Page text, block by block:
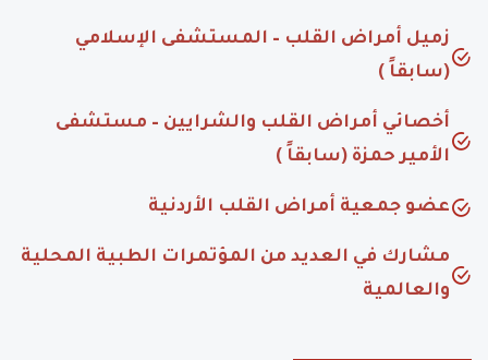
زميل أمراض القلب – المستشفى الإسلامي
(سابقاً )
أخصائي أمراض القلب والشرايين – مستشفى
الأمير حمزة (سابقاً )
عضو جمعية أمراض القلب الأردنية
مشارك في العديد من المؤتمرات الطبية المحلية
والعالمية